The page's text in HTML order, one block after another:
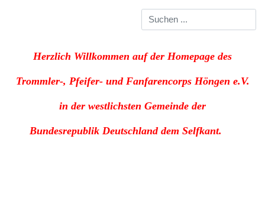
Herzlich Willkommen auf der Homepage des
Trommler-, Pfeifer- und Fanfarencorps Höngen e.V.
in der westlichsten Gemeinde der
Bundesrepublik Deutschland dem Selfkant.